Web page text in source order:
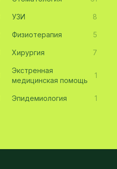
УЗИ 8
Физиотерапия 5
Хирургия 7
Экстренная
медицинская помощь
1
Эпидемиология 1